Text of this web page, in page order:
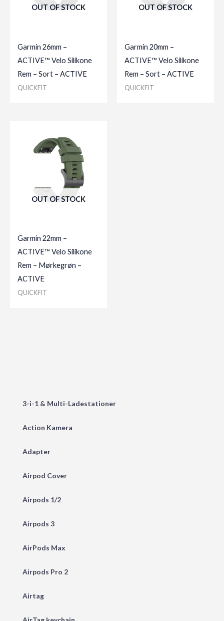
3-i-1 & Multi-Ladestationer
Action Kamera
Adapter
Airpod Cover
Airpods 1/2
Airpods 3
AirPods Max
Airpods Pro 2
Airtag
OUT OF STOCK
Garmin 26mm –
ACTIVE™ Velo Silikone
Rem – Sort – ACTIVE
QUICKFIT
OUT OF STOCK
Garmin 20mm –
ACTIVE™ Velo Silikone
Rem – Sort – ACTIVE
QUICKFIT
OUT OF STOCK
Garmin 22mm –
ACTIVE™ Velo Silikone
Rem – Mørkegrøn –
ACTIVE
QUICKFIT